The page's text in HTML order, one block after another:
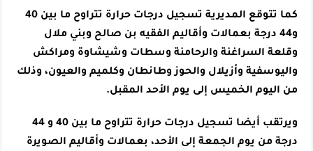
كما تتوقع المديرية تسجيل درجات حرارة تتراوح ما بين 40
و44 درجة بعمالات وأقاليم الفقيه بن صالح وبني ملال
وقلعة السراغنة والرحامنة وسطات وشيشاوة ومراكش
واليوسفية وأزيلال والحوز وطانطان وكلميم والعيون، وذلك
من اليوم الخميس إلى يوم الأحد المقبل.
ويرتقب أيضا تسجيل درجات حرارة تتراوح ما بين 40 و 44
درجة من يوم الجمعة إلى الأحد، بعمالات وأقاليم الصويرة